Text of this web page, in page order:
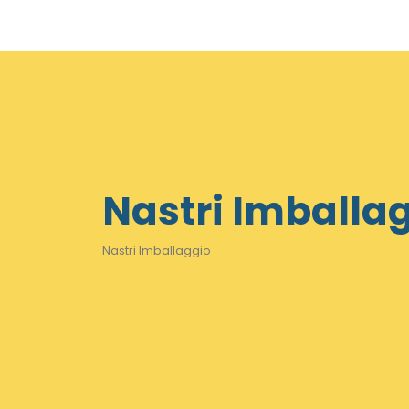
Nastri
Nastri Imballaggio